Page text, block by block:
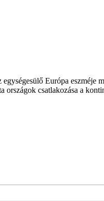
Európa eszméje
csatlakozása a